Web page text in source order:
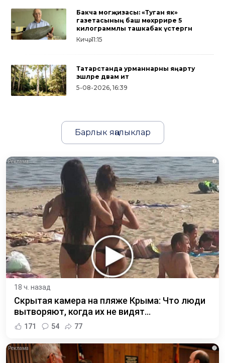
Бакча могҗизасы: «Туган як»
газетасының баш мөхәррире 5
килограммлы ташкабак үстергән
Кичә, 11:15
Татарстанда урманнарны яңарту
эшләре дәвам итә
5-08-2026, 16:39
Барлык яңалыклар
i
18 ч. назад
Скрытая камера на пляже Крыма: Что люди
вытворяют, когда их не видят...
171 54 77
i